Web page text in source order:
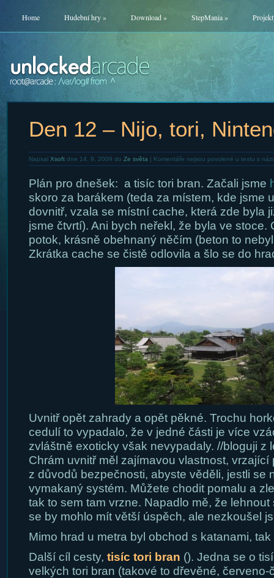
Home Hudební hry» Download» StepMania»
Den 12 – Nijo, tori,
Napsal Xsoftdne 14. 9. 2009 do Ze světa | Komentáře nejsou povolené u textu s
Plán pro dnešek: a tisíc tori bran. Začali jsme
skoro za barákem (teda za místem, kde jsme
dovnitř, vzala se místní cache, která zde byla
jsme čtvrtí). Ani bych neřekl, že byla ve stoce.
potok, krásně obehnaný něčím (beton to
Zkrátka cache se čistě odlovila a šlo se do
Uvnitř opět zahrady a opět pěkné. Trochu
cedulí to vypadalo, že v jedné části je více
zvláštně exoticky však nevypadaly. //bloguji z
Chrám uvnitř měl zajímavou vlastnost, vrzající
z důvodů bezpečnosti, abyste věděli, jestli se
vymakaný systém. Můžete chodit pomalu a
tak to sem tam vrzne. Napadlo mě, že
se by mohlo mít větší úspěch, ale nezkoušel
Mimo hrad u metra byl obchod s katanami, tak
Další cíl cesty, tisíc tori bran (). Jedna se o
velkých tori bran (takové to dřevěné, červeno-